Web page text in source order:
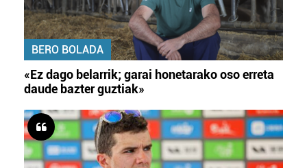
BERO BOLADA
«Ez dago belarrik; garai honetarako oso erreta
daude bazter guztiak»